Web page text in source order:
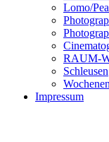
Lomo/
RAUM-
Schleusen
Impressum